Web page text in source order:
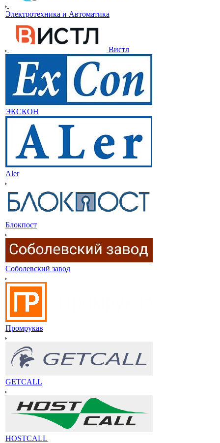
Электротехника и Автоматика
Вистл
ЭКСКОН
Aler
Блокпост
Соболевский завод
Промрукав
GETCALL
HOSTCALL